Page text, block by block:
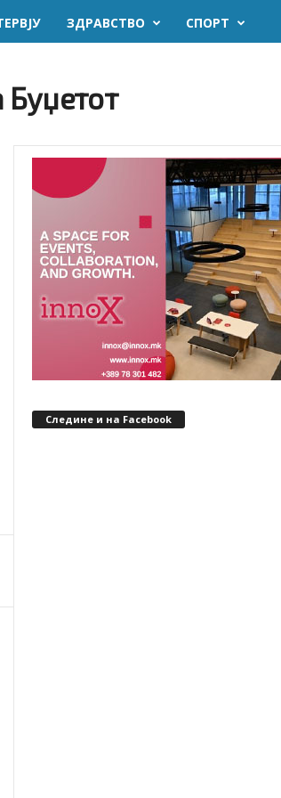
ЗДРАВСТВО СПОРТ
Следине и на Facebook